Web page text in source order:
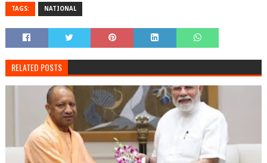
TAGS: NATIONAL
RELATED POSTS